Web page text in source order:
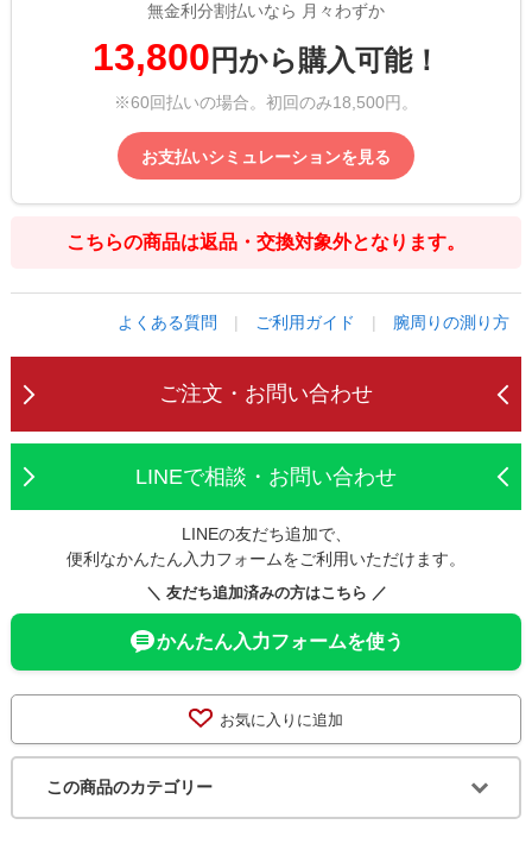
無金利分割払いなら 月々わずか
13,800 円から購入可能！
※60回払いの場合。初回のみ18,500円。
お支払いシミュレーションを見る
こちらの商品は返品・交換対象外となります。
よくある質問 | ご利用ガイド | 腕周りの測り方
ご注文・お問い合わせ
LINEで相談・お問い合わせ
LINEの友だち追加で、
便利なかんたん入力フォームをご利用いただけます。
＼ 友だち追加済みの方はこちら ／
かんたん入力フォームを使う
お気に入りに追加
この商品のカテゴリー